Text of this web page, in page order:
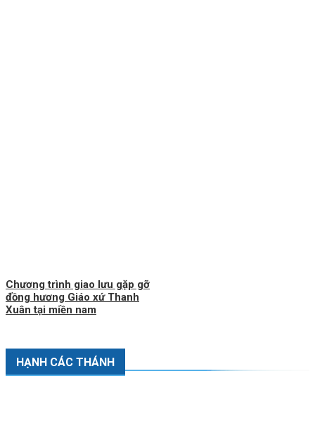
Chương trình giao lưu gặp gỡ
đồng hương Giáo xứ Thanh
Xuân tại miền nam
HẠNH CÁC THÁNH